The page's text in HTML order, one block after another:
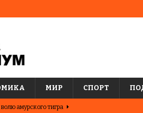
МИР СПОРТ
амурского тигра